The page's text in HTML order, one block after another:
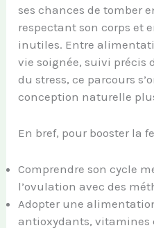
ses chances de tomber
respectant son corps et
inutiles. Entre
vie soignée, suivi précis
du stress, ce parcours
conception naturelle
En bref, pour booster la
Comprendre son cycle
l’ovulation avec des
Adopter une
antioxydants, vitamines